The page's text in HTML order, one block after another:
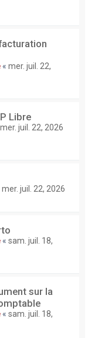
« mer. juil. 22,
Libre
mer. juil. 22, 2026
mer. juil. 22, 2026
« sam. juil. 18,
sur la
« sam. juil. 18,